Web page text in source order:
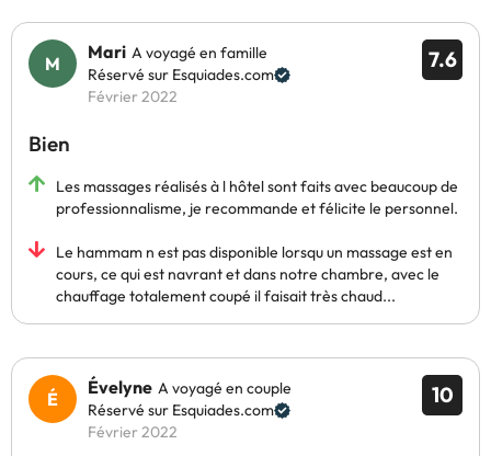
7.6
Mari A voyagé en famille
Réservé sur Esquiades.com
Février 2022
Bien
Les massages réalisés à l hôtel sont faits avec beaucoup de
professionnalisme, je recommande et félicite le personnel.
Le hammam n est pas disponible lorsqu un massage est en
cours, ce qui est navrant et dans notre chambre, avec le
chauffage totalement coupé il faisait très chaud...
10
Évelyne A voyagé en couple
Réservé sur Esquiades.com
Février 2022